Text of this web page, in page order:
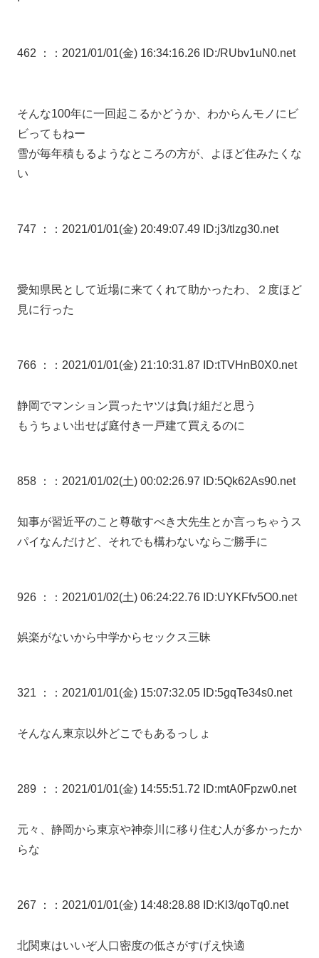
462 ： ：2021/01/01(金) 16:34:16.26 ID:/RUbv1uN0.net
そんな100年に一回起こるかどうか、わからんモノにビ
ビってもねー
雪が毎年積もるようなところの方が、よほど住みたくな
い
747 ： ：2021/01/01(金) 20:49:07.49 ID:j3/tlzg30.net
愛知県民として近場に来てくれて助かったわ、２度ほど
見に行った
766 ： ：2021/01/01(金) 21:10:31.87 ID:tTVHnB0X0.net
静岡でマンション買ったヤツは負け組だと思う
もうちょい出せば庭付き一戸建て買えるのに
858 ： ：2021/01/02(土) 00:02:26.97 ID:5Qk62As90.net
知事が習近平のこと尊敬すべき大先生とか言っちゃうス
パイなんだけど、それでも構わないならご勝手に
926 ： ：2021/01/02(土) 06:24:22.76 ID:UYKFfv5O0.net
娯楽がないから中学からセックス三昧
321 ： ：2021/01/01(金) 15:07:32.05 ID:5gqTe34s0.net
そんなん東京以外どこでもあるっしょ
289 ： ：2021/01/01(金) 14:55:51.72 ID:mtA0Fpzw0.net
元々、静岡から東京や神奈川に移り住む人が多かったか
らな
267 ： ：2021/01/01(金) 14:48:28.88 ID:Kl3/qoTq0.net
北関東はいいぞ人口密度の低さがすげえ快適